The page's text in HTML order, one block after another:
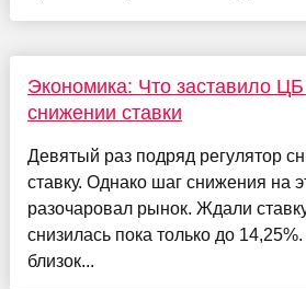
Экономика: Что заставило
снижении ставки
Девятый раз подряд регулятор
ставку. Однако шаг снижения на
разочаровал рынок. Ждали
снизилась пока только до
близок...